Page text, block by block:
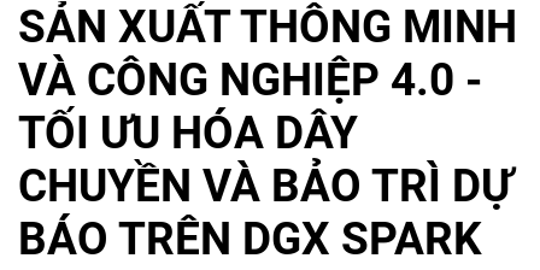
SẢN XUẤT THÔNG MINH
VÀ CÔNG NGHIỆP 4.0 -
TỐI ƯU HÓA DÂY
CHUYỀN VÀ BẢO TRÌ DỰ
BÁO TRÊN DGX SPARK